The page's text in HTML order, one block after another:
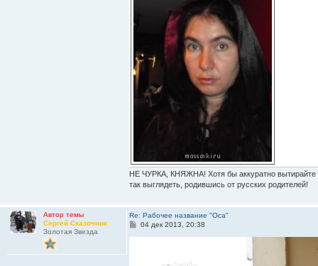
НЕ ЧУРКА, КНЯЖНА! Хотя бы аккуратно вытирайте
так выглядеть, родившись от русских родителей!
Автор темы
Сергей Сказочник
Золотая Звезда
Re: Рабочее название "Оса"
С04 дек 2013, 20:38